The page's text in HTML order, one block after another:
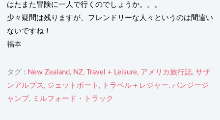
はたまた冒険に一人で行くのでしょうか。。。
少々疑問は残りますが、フレンドリーな人々というのは間違い
ないですね！
福本
タグ : New Zealand , NZ, Travel + Leisure, アメリカ旅行誌, サザ
ンアルプス , ジェットボート , トラベル＋レジャー, バンジージ
ャンプ, ミルフォード・トラック